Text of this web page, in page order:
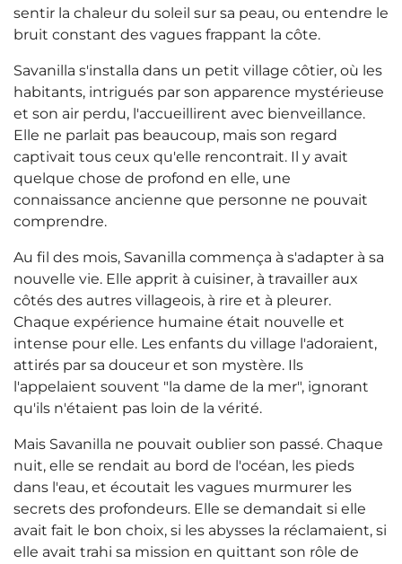
sentir la chaleur du soleil sur sa peau, ou entendre le
bruit constant des vagues frappant la côte.
Savanilla s'installa dans un petit village côtier, où les
habitants, intrigués par son apparence mystérieuse
et son air perdu, l'accueillirent avec bienveillance.
Elle ne parlait pas beaucoup, mais son regard
captivait tous ceux qu'elle rencontrait. Il y avait
quelque chose de profond en elle, une
connaissance ancienne que personne ne pouvait
comprendre.
Au fil des mois, Savanilla commença à s'adapter à sa
nouvelle vie. Elle apprit à cuisiner, à travailler aux
côtés des autres villageois, à rire et à pleurer.
Chaque expérience humaine était nouvelle et
intense pour elle. Les enfants du village l'adoraient,
attirés par sa douceur et son mystère. Ils
l'appelaient souvent "la dame de la mer", ignorant
qu'ils n'étaient pas loin de la vérité.
Mais Savanilla ne pouvait oublier son passé. Chaque
nuit, elle se rendait au bord de l'océan, les pieds
dans l'eau, et écoutait les vagues murmurer les
secrets des profondeurs. Elle se demandait si elle
avait fait le bon choix, si les abysses la réclamaient, si
elle avait trahi sa mission en quittant son rôle de